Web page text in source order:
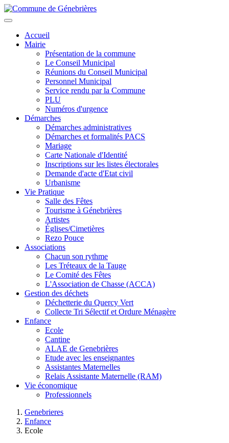
Aller
au
principal
Toggle
navigationAccueil
Mairie
Présentation de la commune
Le Conseil Municipal
Réunions du Conseil Municipal
Personnel Municipal
Service rendu par la Commune
PLU
Numéros d'urgence
Démarches
Démarches administratives
Démarches et formalités PACS
Mariage
Carte Nationale d'Identité
Inscriptions sur les listes électorales
Demande d'acte d'Etat civil
Urbanisme
Vie Pratique
Salle des Fêtes
Tourisme à Génebrières
Artistes
Églises/Cimetières
Rezo Pouce
Associations
Chacun son rythme
Les Tréteaux de la Tauge
Le Comité des Fêtes
L'Association de Chasse (ACCA)
Gestion des déchets
Déchetterie du Quercy Vert
Collecte Tri Sélectif et Ordure Ménagère
Enfance
Ecole
Cantine
ALAE de Genebrières
Etude avec les enseignantes
Assistantes Maternelles
Relais Assistante Maternelle (RAM)
Vie économique
Professionnels
Genebrieres
Enfance
Ecole